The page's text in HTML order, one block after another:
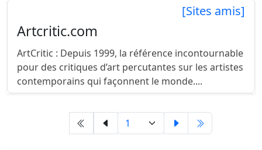
[Sites amis]
Artcritic.com
ArtCritic : Depuis 1999, la référence incontournable
pour des critiques d’art percutantes sur les artistes
contemporains qui façonnent le monde....